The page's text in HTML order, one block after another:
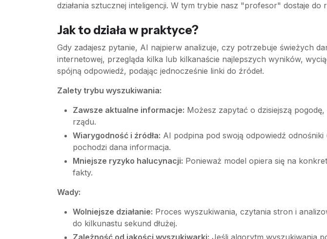
działania sztucznej inteligencji. W tym trybie nasz "profesor" dostaje
Jak to działa w praktyce?
Gdy zadajesz pytanie, AI najpierw analizuje, czy potrzebuje świeżych
internetowej, przegląda kilka lub kilkanaście najlepszych wyników,
spójną odpowiedź, podając jednocześnie linki do źródeł.
Zalety trybu wyszukiwania:
Zawsze aktualne informacje: Możesz zapytać o dzisiejszą
rządu.
Wiarygodność i źródła: AI podpina pod swoją odpowiedź
pochodzi dana informacja.
Mniejsze ryzyko halucynacji: Ponieważ model opiera się na
fakty.
Wady:
Wolniejsze działanie: Proces wyszukiwania, czytania stron i
do kilkunastu sekund dłużej.